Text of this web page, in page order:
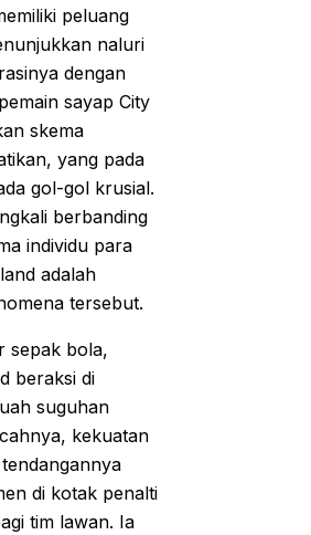
peluang
naluri
dengan
sayap City
skema
yang pada
gol-gol krusial.
berbanding
individu para
adalah
tersebut.
sepak bola,
beraksi di
suguhan
kekuatan
di kotak penalti
tim lawan. Ia